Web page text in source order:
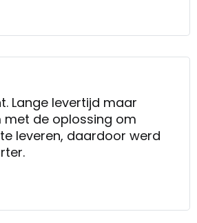
Lange levertijd maar
met de oplossing om
leveren, daardoor werd